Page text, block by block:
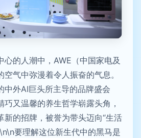
心的人潮中，AWE（中国家电及
气中弥漫着令人振奋的气息。
中外AI巨头所主导的品牌盛会
又温馨的养生哲学崭露头角，
新的招牌，被誉为带头迈向“生活
要理解这位新生代中的黑马是